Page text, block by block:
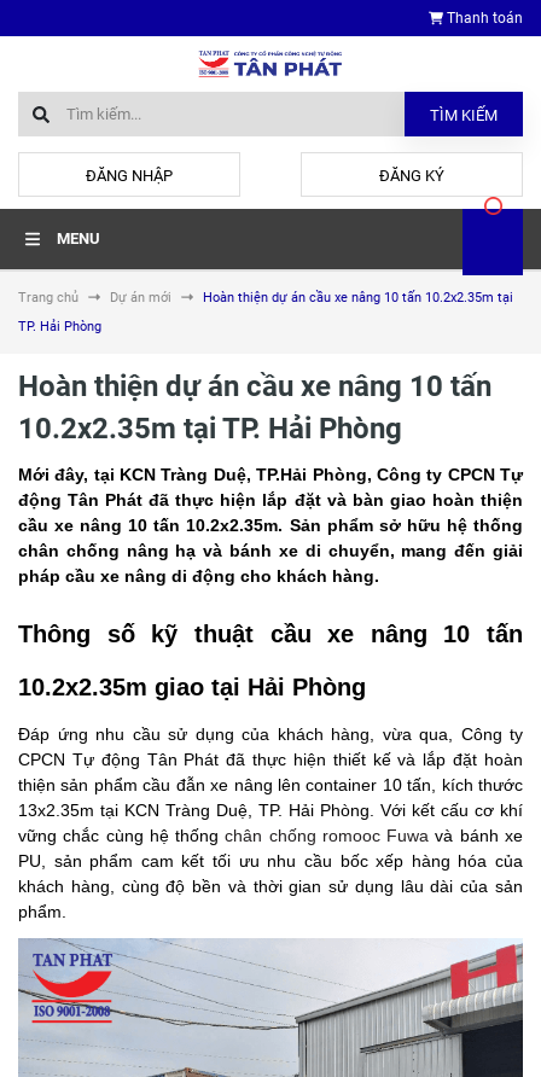
Thanh toán
TÌM KIẾM
ĐĂNG NHẬP ĐĂNG KÝ
MENU
Trang chủ Dự án mới
Hoàn thiện dự án cầu xe nâng 10 tấn 10.2x2.35m tại
TP. Hải Phòng
Hoàn thiện dự án cầu xe nâng 10 tấn
10.2x2.35m tại TP. Hải Phòng
Mới đây, tại KCN Tràng Duệ, TP.Hải Phòng, Công ty CPCN Tự
động Tân Phát đã thực hiện lắp đặt và bàn giao hoàn thiện
cầu xe nâng 10 tấn 10.2x2.35m. Sản phẩm sở hữu hệ thống
chân chống nâng hạ và bánh xe di chuyển, mang đến giải
pháp cầu xe nâng di động cho khách hàng.
Thông số kỹ thuật cầu xe nâng 10 tấn
10.2x2.35m giao tại Hải Phòng
Đáp ứng nhu cầu sử dụng của khách hàng, vừa qua, Công ty
CPCN Tự động Tân Phát đã thực hiện thiết kế và lắp đặt hoàn
thiện sản phẩm cầu đẫn xe nâng lên container 10 tấn, kích thước
13x2.35m tại KCN Tràng Duệ, TP. Hải Phòng. Với kết cấu cơ khí
vững chắc cùng hệ thốngchân chống romooc Fuwavà bánh xe
PU, sản phẩm cam kết tối ưu nhu cầu bốc xếp hàng hóa của
khách hàng, cùng độ bền và thời gian sử dụng lâu dài của sản
phẩm.